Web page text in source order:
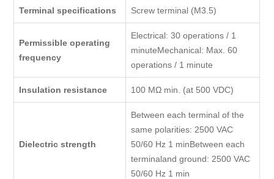
Terminal specifications Screw terminal (M3.5)
Permissible operating
frequency
Electrical: 30 operations / 1
minuteMechanical: Max. 60
operations / 1 minute
Insulation resistance 100 MΩ min. (at 500 VDC)
Dielectric strength
Between each terminal of the
same polarities: 2500 VAC
50/60 Hz 1 minBetween each
terminaland ground: 2500 VAC
50/60 Hz 1 min